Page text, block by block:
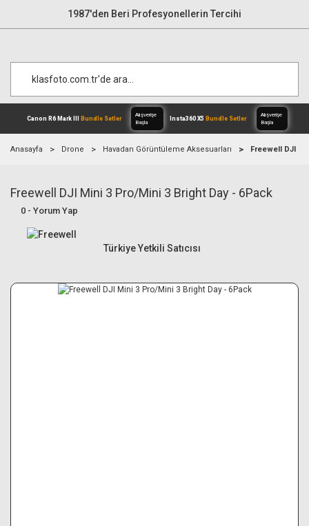
1987'den Beri Profesyonellerin Tercihi
Canon R6 Mark IIIBundle Setler
Alışverişe
Anasayfa Drone Havadan Görüntüleme Aksesuarları Freewell DJI
Freewell DJI Mini 3 Pro/Mini 3 Bright Day - 6Pack
0 - Yorum Yap
Türkiye Yetkili Satıcısı